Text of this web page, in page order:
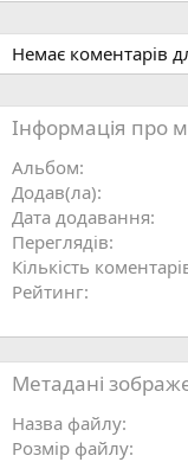
я
Немає коментарів
Інформація про
Альбом
Додав(ла)
Дата додавання
Переглядів
Кількість
Рейтинг
Метадані
Назва файлу
Розмір файлу